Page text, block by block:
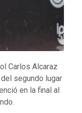
Carlos Alcaraz
segundo lugar
en la final al